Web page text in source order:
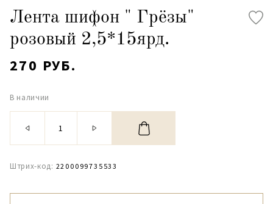
Лента шифон " Грёзы"
розовый 2,5*15ярд.
270 РУБ.
В наличии
Штрих-код: 2200099735533